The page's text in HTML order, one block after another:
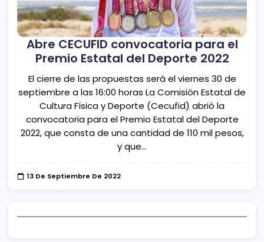
Abre CECUFID convocatoria para el
Premio Estatal del Deporte 2022
El cierre de las propuestas será el viernes 30 de
septiembre a las 16:00 horas La Comisión Estatal de
Cultura Física y Deporte (Cecufid) abrió la
convocatoria para el Premio Estatal del Deporte
2022, que consta de una cantidad de 110 mil pesos,
y que…
13 De Septiembre De 2022